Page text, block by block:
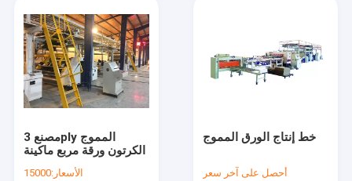
مصنع 3ply المموج
الكرتون ورقة مربع ماكينة
الأسعار:15000
خط إنتاج الورق المموج
أحصل على آخر سعر